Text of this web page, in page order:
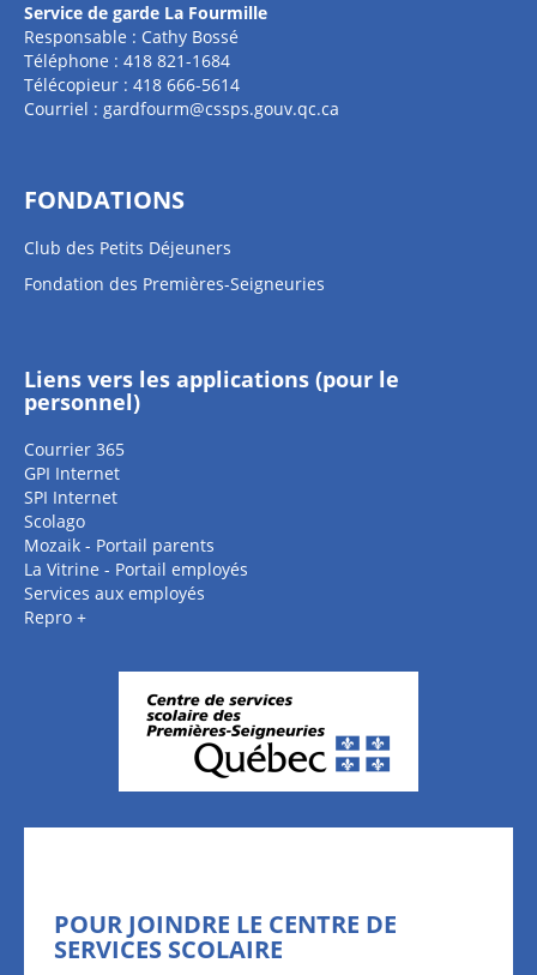
Service de garde La Fourmille
Responsable : Cathy Bossé
Téléphone : 418 821-1684
Télécopieur : 418 666-5614
Courriel : gardfourm@cssps.gouv.qc.ca
FONDATIONS
Club des Petits Déjeuners
Fondation des Premières-Seigneuries
Liens vers les applications (pour le
personnel)
Courrier 365
GPI Internet
SPI Internet
Scolago
Mozaik - Portail parents
La Vitrine - Portail employés
Services aux employés
Repro +
POUR JOINDRE LE CENTRE DE
SERVICES SCOLAIRE